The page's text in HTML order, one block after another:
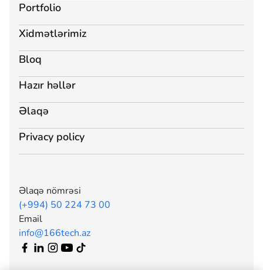
Portfolio
Xidmətlərimiz
Bloq
Hazır həllər
Əlaqə
Privacy policy
Əlaqə nömrəsi
(+994) 50 224 73 00
Email
info@166tech.az